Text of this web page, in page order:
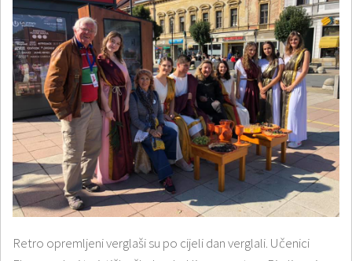
Retro opremljeni verglaši su po cijeli dan verglali. Učenici